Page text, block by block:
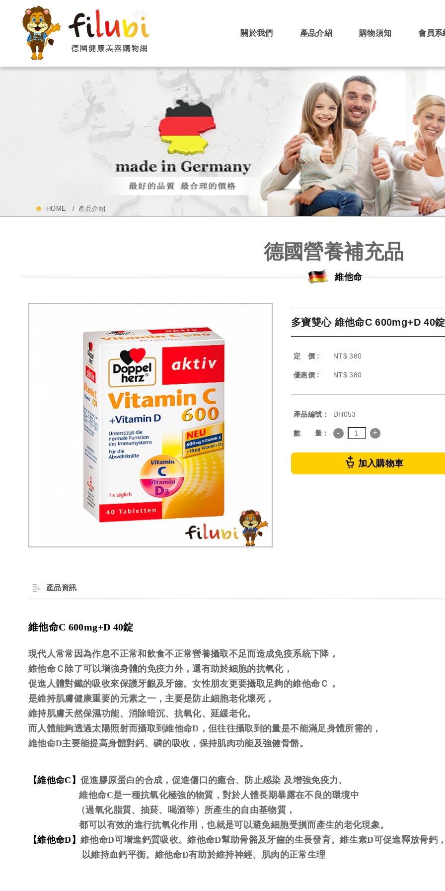
關於我們 產品介紹 購物須知 會員系
HOME 產品介紹
德國營養補充品
維他命
多寶雙心 維他命C 600mg+D 40錠
定 價 : NT$ 380
優惠價 : NT$ 380
產品編號 : DH053
數 量 : - +
加入購物車
產品資訊
維他命C 600mg+D 40錠
現代人常常因為作息不正常和飲食不正常營養攝取不足而造成免疫系統下降，
維他命Ｃ除了可以增強身體的免疫力外，還有助於細胞的抗氧化，
促進人體對鐵的吸收來保護牙齦及牙齒。女性朋友更要攝取足夠的維他命Ｃ，
是維持肌膚健康重要的元素之一，主要是防止細胞老化壞死，
維持肌膚天然保濕功能、消除暗沉、抗氧化、延緩老化。
而人體能夠透過太陽照射而攝取到維他命D，但往往攝取到的量是不能滿足身體所需的，
維他命D主要能提高身體對鈣、磷的吸收，保持肌肉功能及強健骨骼。
【維他命C】促進膠原蛋白的合成，促進傷口的癒合、 防止感染 及增強免疫力 、
維他命C是一種抗氧化極強的物質，對於人體長期暴露在不良的環境中
（過氧化脂質、抽菸、喝酒等）所產生的自由基物質，
都可以有效的進行抗氧化作用，也就是可以避免細胞受損而產生的老化現象。
【維他命D】維他命D可增進鈣質吸收。維他命D幫助骨骼及牙齒的生長發育。維生素D可促進釋放骨鈣
以維持血鈣平衡。維他命D有助於維持神經、肌肉的正常生理